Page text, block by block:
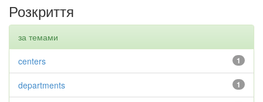
Розкриття
за темами
1
centers
1
departments